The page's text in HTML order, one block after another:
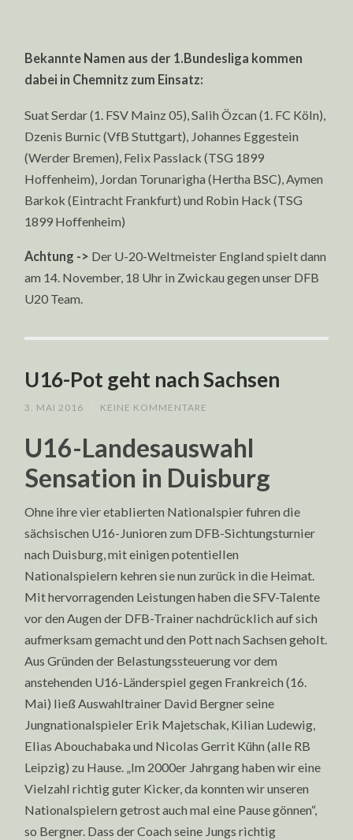
Bekannte Namen aus der 1.Bundesliga kommen
dabei in Chemnitz zum Einsatz:
Suat Serdar (1. FSV Mainz 05), Salih Özcan (1. FC Köln),
Dzenis Burnic (VfB Stuttgart), Johannes Eggestein
(Werder Bremen), Felix Passlack (TSG 1899
Hoffenheim), Jordan Torunarigha (Hertha BSC), Aymen
Barkok (Eintracht Frankfurt) und Robin Hack (TSG
1899 Hoffenheim)
Achtung -> Der U-20-Weltmeister England spielt dann
am 14. November, 18 Uhr in Zwickau gegen unser DFB
U20 Team.
U16-Pot geht nach Sachsen
3. MAI 2016 KEINE KOMMENTARE
U16-Landesauswahl
Sensation in Duisburg
Ohne ihre vier etablierten Nationalspier fuhren die
sächsischen U16-Junioren zum DFB-Sichtungsturnier
nach Duisburg, mit einigen potentiellen
Nationalspielern kehren sie nun zurück in die Heimat.
Mit hervorragenden Leistungen haben die SFV-Talente
vor den Augen der DFB-Trainer nachdrücklich auf sich
aufmerksam gemacht und den Pott nach Sachsen geholt.
Aus Gründen der Belastungssteuerung vor dem
anstehenden U16-Länderspiel gegen Frankreich (16.
Mai) ließ Auswahltrainer David Bergner seine
Jungnationalspieler Erik Majetschak, Kilian Ludewig,
Elias Abouchabaka und Nicolas Gerrit Kühn (alle RB
Leipzig) zu Hause. „Im 2000er Jahrgang haben wir eine
Vielzahl richtig guter Kicker, da konnten wir unseren
Nationalspielern getrost auch mal eine Pause gönnen“,
so Bergner. Dass der Coach seine Jungs richtig